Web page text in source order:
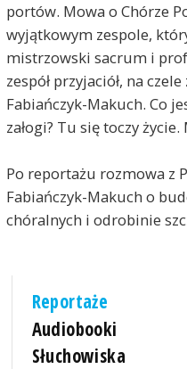
portów. Mowa o Chórze
wyjątkowym zespole,
mistrzowski sacrum i
zespół przyjaciół, na
Fabiańczyk-Makuch. Co
załogi? Tu się toczy
Po reportażu rozmowa z
Fabiańczyk-Makuch o
chóralnych i odrobinie
Reportaże
Audiobooki
Słuchowiska